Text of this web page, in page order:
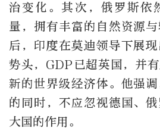
治变化。其次，俄罗斯依
量，拥有丰富的自然资源
后，印度在莫迪领导下展
势头， GDP 已超英国，并
新的世界级经济体。他强
的同时，不应忽视德国、
大国的作用。